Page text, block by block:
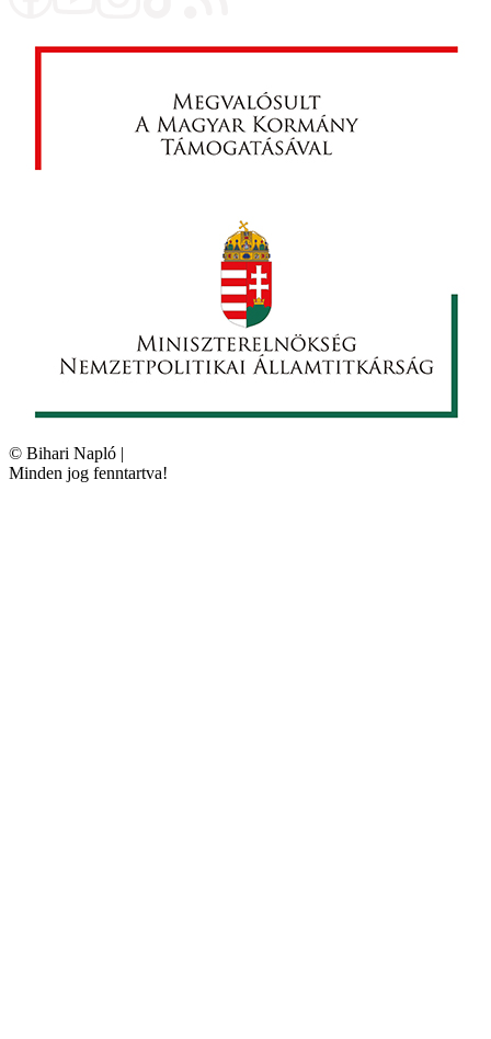
© Bihari Napló
Minden jog fenntartva!